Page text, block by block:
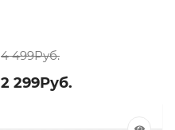
4 499Руб.
2 299Руб.